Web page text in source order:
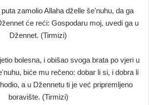
zamolio Allaha dželle še'nuhu, da ga
će reći: Gospodaru moj, uvedi ga u
Džennet. (Tirmizi)
bolesna, i obišao svoga brata po vjeri u
biće mu rečeno: dobar li si, i dobra li
a u Džennetu ti je već pripremljeno
boravište. (Tirmizi)